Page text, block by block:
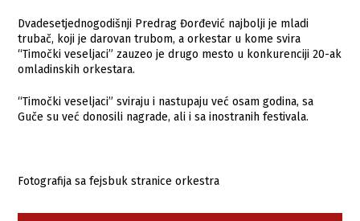
Dvadesetjednogodišnji Predrag Đorđević najbolji je mladi
trubač, koji je darovan trubom, a orkestar u kome svira
“Timočki veseljaci” zauzeo je drugo mesto u konkurenciji 20-ak
omladinskih orkestara.
“Timočki veseljaci” sviraju i nastupaju već osam godina, sa
Guče su već donosili nagrade, ali i sa inostranih festivala.
Fotografija sa fejsbuk stranice orkestra